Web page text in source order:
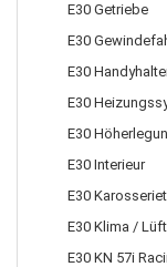
E30 Getriebe
E30
E30
E30
E30
E30 Interieur
E30
E30 Klima /
E30 KN 57i